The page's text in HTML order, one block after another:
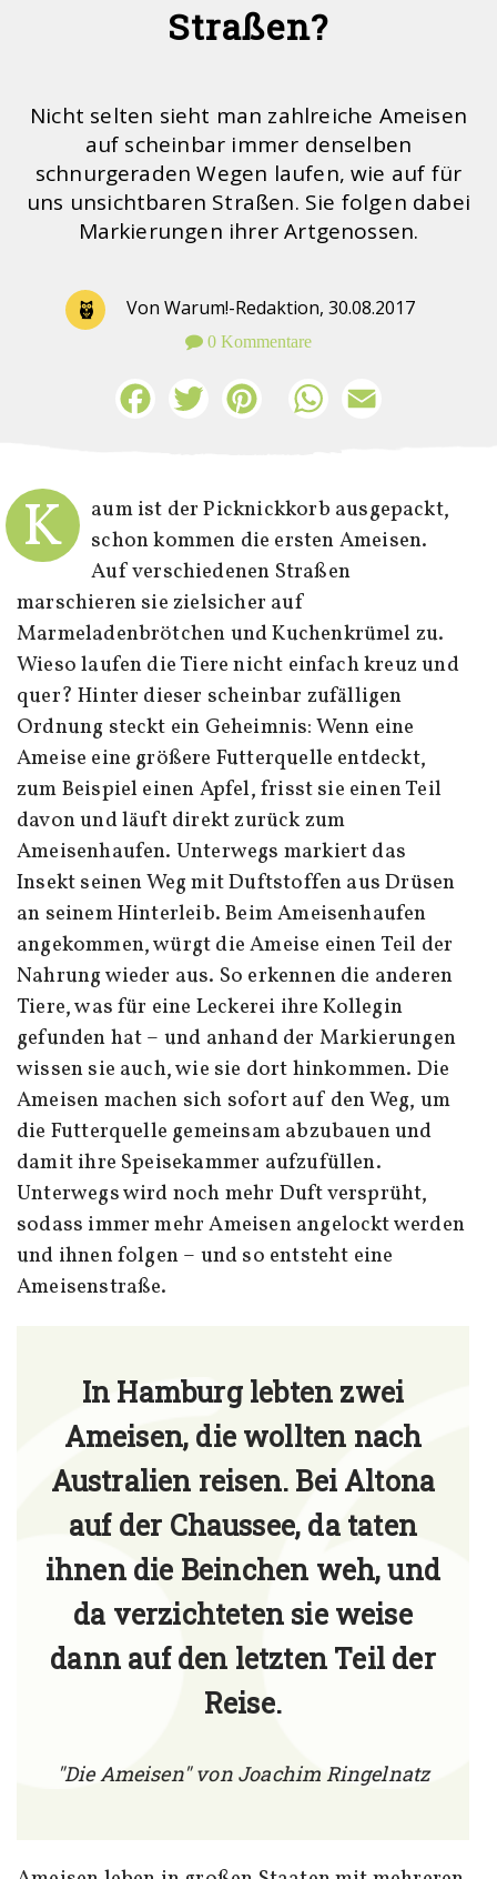
Straßen?
Nicht selten sieht man zahlreiche Ameisen
auf scheinbar immer denselben
schnurgeraden Wegen laufen, wie auf für
uns unsichtbaren Straßen. Sie folgen dabei
Markierungen ihrer Artgenossen.
Von Warum!-Redaktion, 30.08.2017
0 Kommentare
FacebookTwitter Pinterest WhatsApp
K
aum ist der Picknickkorb ausgepackt,
schon kommen die ersten Ameisen.
Auf verschiedenen Straßen
marschieren sie zielsicher auf
Marmeladenbrötchen und Kuchenkrümel zu.
Wieso laufen die Tiere nicht einfach kreuz und
quer? Hinter dieser scheinbar zufälligen
Ordnung steckt ein Geheimnis: Wenn eine
Ameise eine größere Futterquelle entdeckt,
zum Beispiel einen Apfel, frisst sie einen Teil
davon und läuft direkt zurück zum
Ameisenhaufen. Unterwegs markiert das
Insekt seinen Weg mit Duftstoffen aus Drüsen
an seinem Hinterleib. Beim Ameisenhaufen
angekommen, würgt die Ameise einen Teil der
Nahrung wieder aus. So erkennen die anderen
Tiere, was für eine Leckerei ihre Kollegin
gefunden hat – und anhand der Markierungen
wissen sie auch, wie sie dort hinkommen. Die
Ameisen machen sich sofort auf den Weg, um
die Futterquelle gemeinsam abzubauen und
damit ihre Speisekammer aufzufüllen.
Unterwegs wird noch mehr Duft versprüht,
sodass immer mehr Ameisen angelockt werden
und ihnen folgen – und so entsteht eine
Ameisenstraße.
In Hamburg lebten zwei
Ameisen, die wollten nach
Australien reisen. Bei Altona
auf der Chaussee, da taten
ihnen die Beinchen weh, und
da verzichteten sie weise
dann auf den letzten Teil der
Reise.
"Die Ameisen" von Joachim Ringelnatz